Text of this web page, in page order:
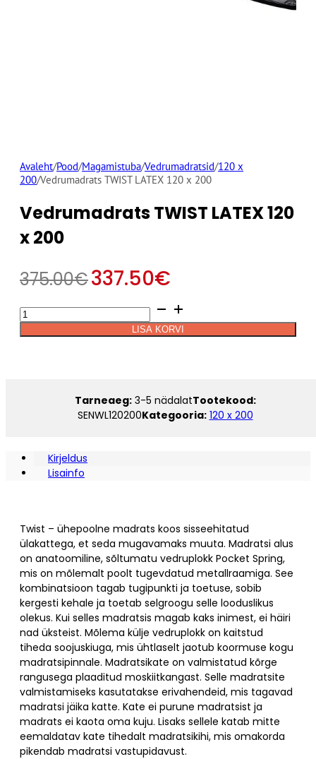
Avaleht/Pood/Magamistuba/Vedrumadratsid/120 x
200/Vedrumadrats TWIST LATEX 120 x 200
Vedrumadrats TWIST LATEX 120
x 200
375.00€337.50€
Vedrumadrats
TWIST
LATEX
LISA KORVI
Alternative:
Tarneaeg:3-5 nädalatTootekood:
SENWL120200Kategooria: 120 x 200
Kirjeldus
Lisainfo
Twist – ühepoolne madrats koos sisseehitatud
ülakattega, et seda mugavamaks muuta. Madratsi alus
on anatoomiline, sõltumatu vedruplokk Pocket Spring,
mis on mõlemalt poolt tugevdatud metallraamiga. See
kombinatsioon tagab tugipunkti ja toetuse, sobib
kergesti kehale ja toetab selgroogu selle looduslikus
olekus. Kui selles madratsis magab kaks inimest, ei häiri
nad üksteist. Mõlema külje vedruplokk on kaitstud
tiheda soojuskiuga, mis ühtlaselt jaotub koormuse kogu
madratsipinnale. Madratsikate on valmistatud kõrge
rangusega plaaditud moskiitkangast. Selle madratsite
valmistamiseks kasutatakse erivahendeid, mis tagavad
madratsi jäika katte. Kate ei purune madratsist ja
madrats ei kaota oma kuju. Lisaks sellele katab mitte
eemaldatav kate tihedalt madratsikihi, mis omakorda
pikendab madratsi vastupidavust.